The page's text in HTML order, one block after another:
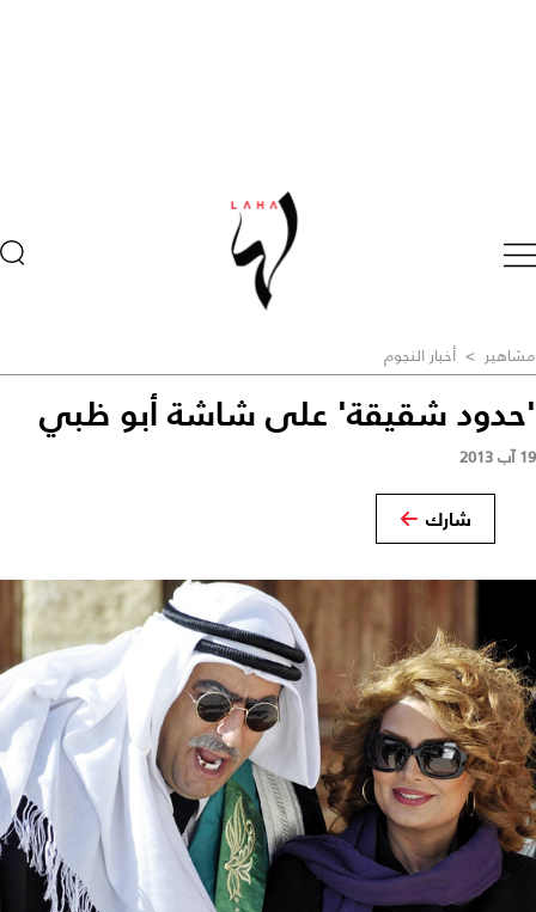
مشاهير > أخبار النجوم
'حدود شقيقة' على شاشة أبو ظبي
19 آب 2013
شارك